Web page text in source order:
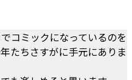
コミックになっているのを
たちさすがに手元にありま